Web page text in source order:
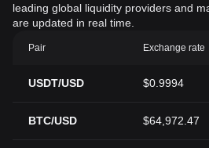
leading global liquidity providers and
are updated in real time.
Pair Exchange rate
USDT/USD $0.9994
BTC/USD $64,972.47